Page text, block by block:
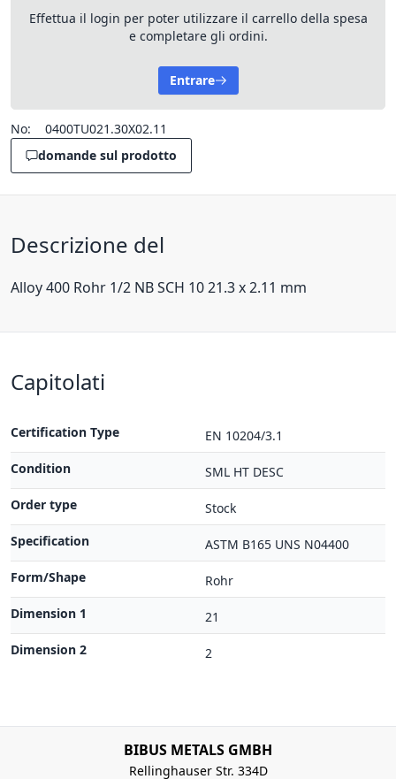
Effettua il login per poter utilizzare il carrello della spesa
e completare gli ordini.
Entrare
No:
0400TU021.30X02.11
domande sul prodotto
Descrizione del
Alloy 400 Rohr 1/2 NB SCH 10 21.3 x 2.11 mm
Capitolati
Certification Type
EN 10204/3.1
Condition
SML HT DESC
Order type
Stock
Specification
ASTM B165 UNS N04400
Form/Shape
Rohr
Dimension 1
21
Dimension 2
2
BIBUS METALS GMBH
Rellinghauser Str. 334D